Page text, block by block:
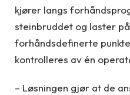
kjører langs
steinbruddet og laster
forhåndsdefinerte
kontrolleres av én
– Løsningen gjør at de